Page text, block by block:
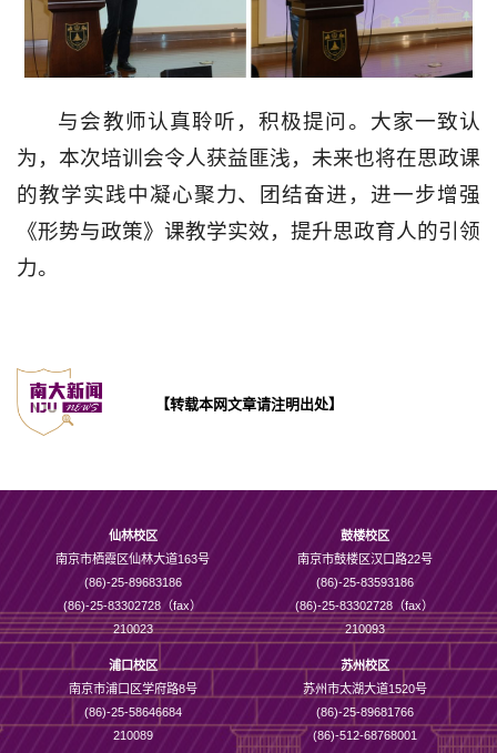
与会教师认真聆听，积极提问。大家一致认
为，本次培训会令人获益匪浅，未来也将在思政课
的教学实践中凝心聚力、团结奋进，进一步增强
《形势与政策》课教学实效，提升思政育人的引领
力。
【转载本网文章请注明出处】
仙林校区
南京市栖霞区仙林大道163号
(86)-25-89683186
(86)-25-83302728（fax）
210023
鼓楼校区
南京市鼓楼区汉口路22号
(86)-25-83593186
(86)-25-83302728（fax）
210093
浦口校区
南京市浦口区学府路8号
(86)-25-58646684
210089
苏州校区
苏州市太湖大道1520号
(86)-25-89681766
(86)-512-68768001